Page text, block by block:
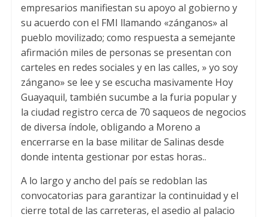
empresarios manifiestan su apoyo al gobierno y
su acuerdo con el FMI llamando «zánganos» al
pueblo movilizado; como respuesta a semejante
afirmación miles de personas se presentan con
carteles en redes sociales y en las calles, » yo soy
zángano» se lee y se escucha masivamente Hoy
Guayaquil, también sucumbe a la furia popular y
la ciudad registro cerca de 70 saqueos de negocios
de diversa índole, obligando a Moreno a
encerrarse en la base militar de Salinas desde
donde intenta gestionar por estas horas..
A lo largo y ancho del país se redoblan las
convocatorias para garantizar la continuidad y el
cierre total de las carreteras, el asedio al palacio